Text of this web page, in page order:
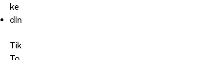
ke
dIn
Tik